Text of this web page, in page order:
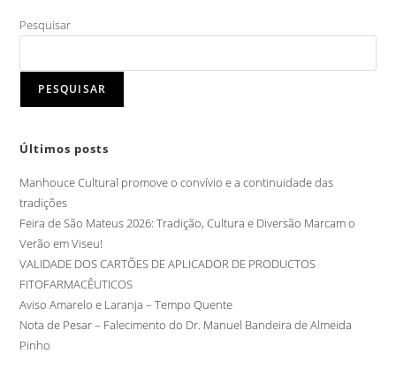
Pesquisar
PESQUISAR
Últimos posts
Manhouce Cultural promove o convívio e a continuidade das
tradições
Feira de São Mateus 2026: Tradição, Cultura e Diversão Marcam o
Verão em Viseu!
VALIDADE DOS CARTÕES DE APLICADOR DE PRODUCTOS
FITOFARMACÊUTICOS
Aviso Amarelo e Laranja – Tempo Quente
Nota de Pesar – Falecimento do Dr. Manuel Bandeira de Almeida
Pinho